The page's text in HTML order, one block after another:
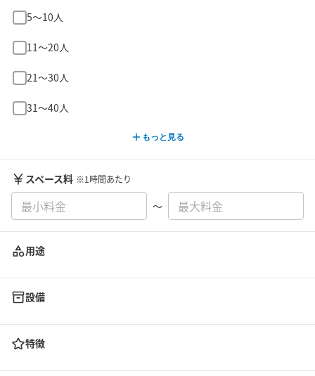
5〜10人
11〜20人
21〜30人
31〜40人
もっと見る
スペース料 ※1時間あたり
〜
用途
設備
特徴